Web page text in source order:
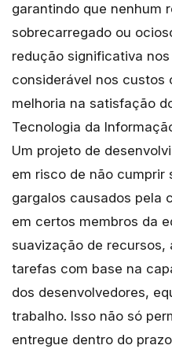
garantindo que nenhum
sobrecarregado ou
redução significativa
considerável nos custos
melhoria na satisfação
Tecnologia da
Um projeto de
em risco de não cumprir
gargalos causados pela
em certos membros da
suavização de recursos,
tarefas com base na
dos desenvolvedores,
trabalho. Isso não só
entregue dentro do